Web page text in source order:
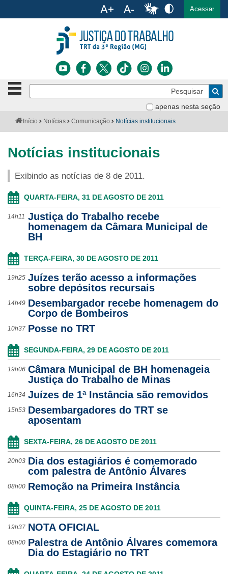
Ir para o menu Ir para a busca Ir para o rodapé
Acessar
apenas nesta seção
Botão
de
clique
ou
Notícias
Serviços
Jurisprudência
Transparência
Legislação
Contato
VocêInício Notícias Comunicação Notícias institucionais
Notícias institucionais
Exibindo as notícias de 8 de 2011.
QUARTA-FEIRA, 31 DE AGOSTO DE 2011
14h11 Justiça do Trabalho recebe
homenagem da Câmara Municipal de
BH
TERÇA-FEIRA, 30 DE AGOSTO DE 2011
19h25 Juízes terão acesso a informações
sobre depósitos recursais
14h49 Desembargador recebe homenagem do
Corpo de Bombeiros
10h37 Posse no TRT
SEGUNDA-FEIRA, 29 DE AGOSTO DE 2011
19h06 Câmara Municipal de BH homenageia
Justiça do Trabalho de Minas
16h34 Juízes de 1ª Instância são removidos
15h53 Desembargadores do TRT se
aposentam
SEXTA-FEIRA, 26 DE AGOSTO DE 2011
20h03 Dia dos estagiários é comemorado
com palestra de Antônio Álvares
08h00 Remoção na Primeira Instância
QUINTA-FEIRA, 25 DE AGOSTO DE 2011
19h37 NOTA OFICIAL
08h00 Palestra de Antônio Álvares comemora
Dia do Estagiário no TRT